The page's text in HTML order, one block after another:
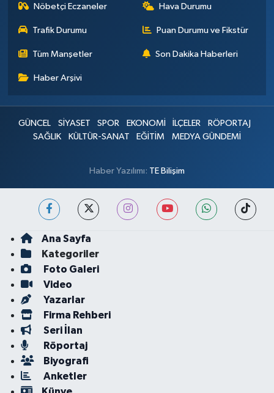
Nöbetçi Eczaneler Hava Durumu
Trafik Durumu Puan Durumu ve Fikstür
Tüm Manşetler Son Dakika Haberleri
Haber Arşivi
GÜNCEL SİYASET SPOR EKONOMİ İLÇELER
RÖPORTAJ
SAĞLIK
KÜLTÜR-SANAT EĞİTİM MEDYA GÜNDEMİ
Haber Yazılımı: TE Bilişim
Ana Sayfa
Kategoriler
Foto Galeri
Video
Yazarlar
Firma Rehberi
Seri İlan
Röportaj
Biyografi
Anketler